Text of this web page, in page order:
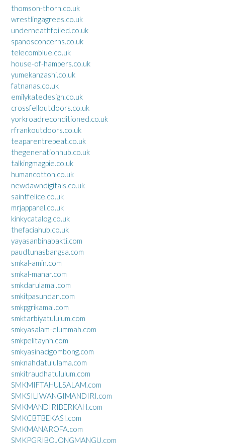
thomson-thorn.co.uk
wrestlingagrees.co.uk
underneathfoiled.co.uk
spanosconcerns.co.uk
telecomblue.co.uk
house-of-hampers.co.uk
yumekanzashi.co.uk
fatnanas.co.uk
emilykatedesign.co.uk
crossfelloutdoors.co.uk
yorkroadreconditioned.co.uk
rfrankoutdoors.co.uk
teaparentrepeat.co.uk
thegenerationhub.co.uk
talkingmagpie.co.uk
humancotton.co.uk
newdawndigitals.co.uk
saintfelice.co.uk
mrjapparel.co.uk
kinkycatalog.co.uk
thefaciahub.co.uk
yayasanbinabakti.com
paudtunasbangsa.com
smkal-amin.com
smkal-manar.com
smkdarulamal.com
smkitpasundan.com
smkpgrikamal.com
smktarbiyatululum.com
smkyasalam-elummah.com
smkpelitaynh.com
smkyasinacigombong.com
smknahdatululama.com
smkitraudhatululum.com
SMKMIFTAHULSALAM.com
SMKSILIWANGIMANDIRI.com
SMKMANDIRIBERKAH.com
SMKCBTBEKASI.com
SMKMANAROFA.com
SMKPGRIBOJONGMANGU.com